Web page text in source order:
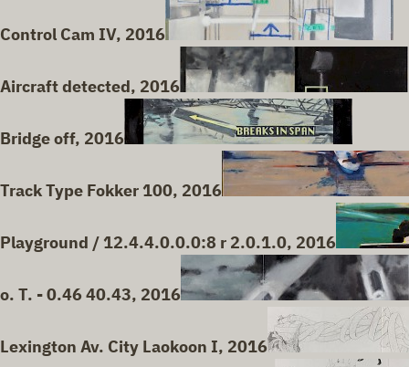
Control Cam IV, 2016
Aircraft detected, 2016
Bridge off, 2016
Track Type Fokker 100, 2016
Playground / 12.4.4.0.0.0:8 r 2.0.1.0, 2016
o. T. - 0.46 40.43, 2016
Lexington Av. City Laokoon I, 2016